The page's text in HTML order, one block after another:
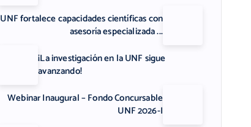
UNF fortalece capacidades científicas con
asesoría especializada ...
¡La investigación en la UNF sigue
avanzando!
Webinar Inaugural – Fondo Concursable
UNF 2026-I